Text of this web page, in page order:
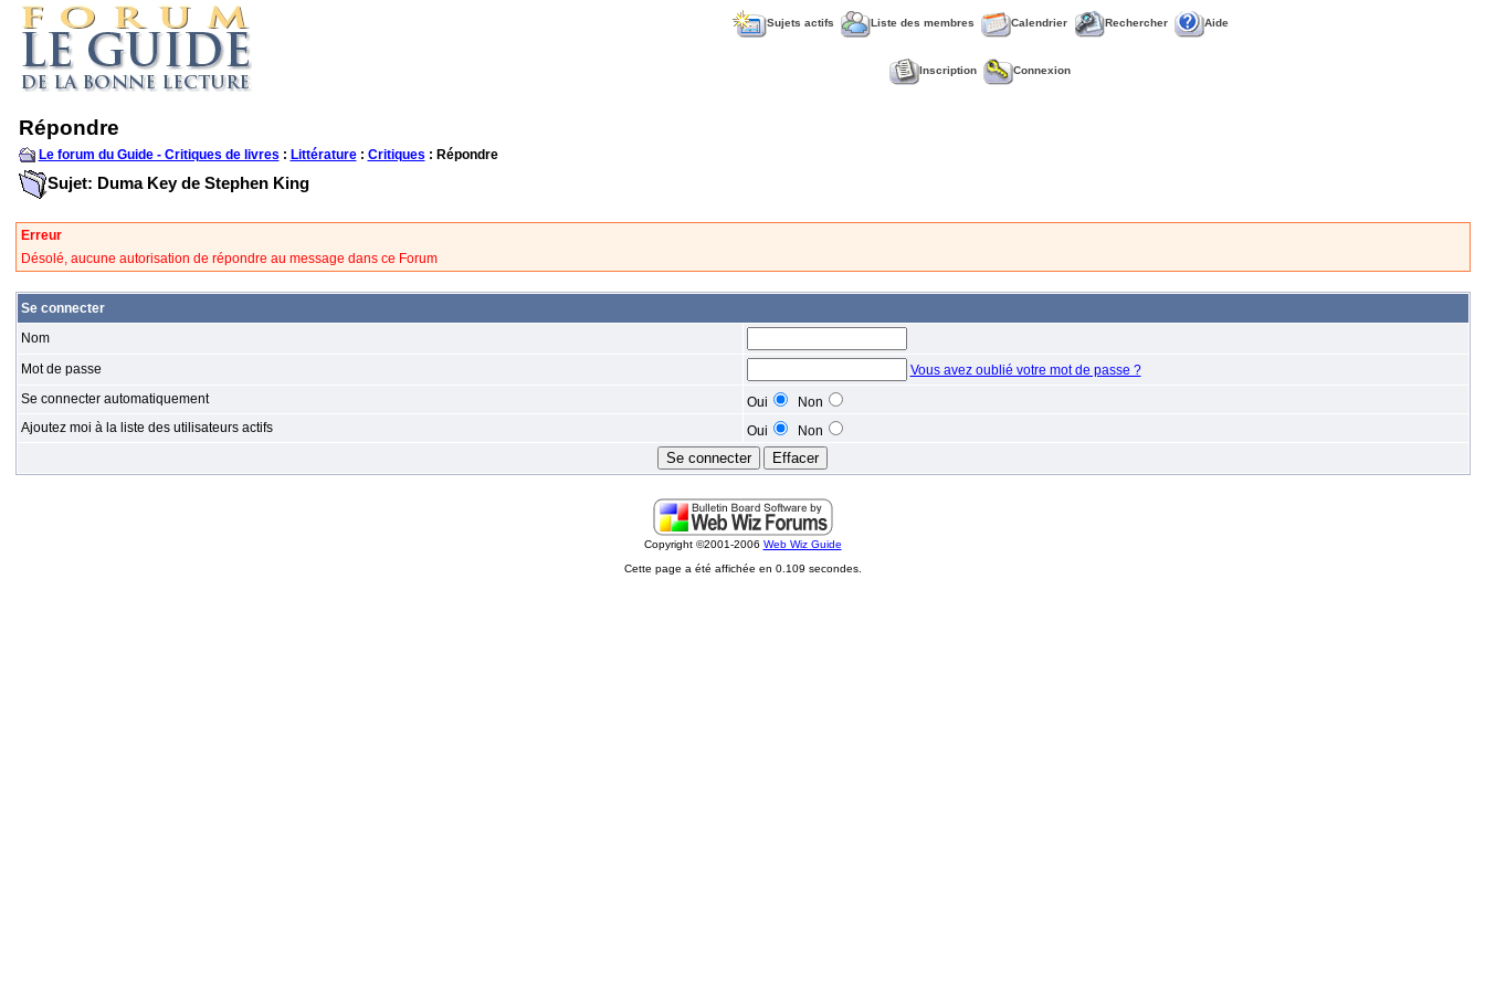
Sujets actifs Liste des membres Calendrier Rechercher Aide
Inscription Connexion
Répondre
Le forum du Guide - Critiques de livres : Littérature: Critiques : Répondre
Sujet: Duma Key de Stephen King
Erreur
Désolé, aucune autorisation de répondre au message dans ce Forum
Se connecter
Nom
Mot de passe
Vous avez oublié votre mot de passe ?
Se connecter automatiquement
Oui
Non
Ajoutez moi à la liste des utilisateurs actifs
Oui Non
Copyright ©2001-2006 Web Wiz Guide
Cette page a été affichée en 0.109 secondes.